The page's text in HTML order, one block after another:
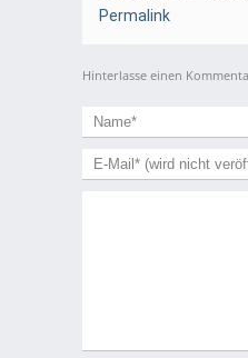
Permalink
Hinterlasse einen